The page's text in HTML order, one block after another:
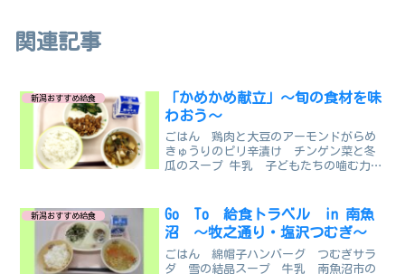
関連記事
新潟おすすめ給食
「かめかめ献立」～旬の食材を味
わおう～
ごはん 鶏肉と大豆のアーモンドがらめ
きゅうりのピリ辛漬け チンゲン菜と冬
瓜のスープ 牛乳 子どもたちの噛む力を
立」を実施しています。 大豆、鶏肉、
アーモンド、きゅうりが...
新潟おすすめ給食
Go To 給食トラベル in 南魚
沼 ～牧之通り・塩沢つむぎ～
ごはん 綿帽子ハンバーグ つむぎサラ
ダ 雪の結晶スープ 牛乳 南魚沼市の